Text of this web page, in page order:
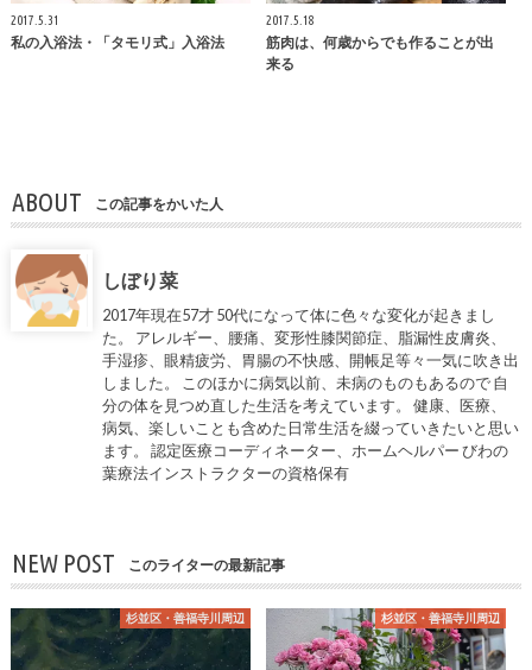
2017.5.31
私の入浴法・「タモリ式」入浴法
2017.5.18
筋肉は、何歳からでも作ることが出
来る
ABOUT この記事をかいた人
しぼり菜
2017年現在57才 50代になって体に色々な変化が起きまし
た。 アレルギー、腰痛、変形性膝関節症、脂漏性皮膚炎、
手湿疹、眼精疲労、胃腸の不快感、開帳足等々一気に吹き出
しました。 このほかに病気以前、未病のものもあるので 自
分の体を見つめ直した生活を考えています。 健康、医療、
病気、楽しいことも含めた日常生活を綴っていきたいと思い
ます。 認定医療コーディネーター、ホームヘルパー びわの
葉療法インストラクターの資格保有
NEW POST このライターの最新記事
杉並区・善福寺川周辺 杉並区・善福寺川周辺